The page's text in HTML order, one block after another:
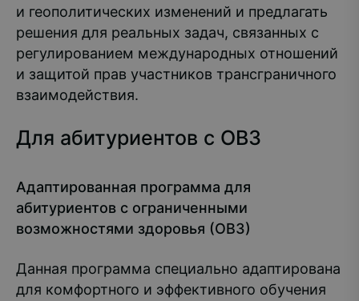
и геополитических изменений и предлагать
решения для реальных задач, связанных с
регулированием международных отношений
и защитой прав участников трансграничного
взаимодействия.
Для абитуриентов с ОВЗ
Адаптированная программа для
абитуриентов с ограниченными
возможностями здоровья (ОВЗ)
Данная программа специально адаптирована
для комфортного и эффективного обучения